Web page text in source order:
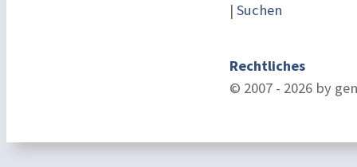
| Suchen
Rechtliches
© 2007 - 2026 by